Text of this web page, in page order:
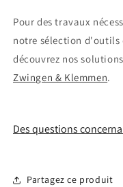
Pour des travaux
notre sélection d'outils
découvrez nos
Zwingen & Klemmen.
Des questions
Partagez ce produit